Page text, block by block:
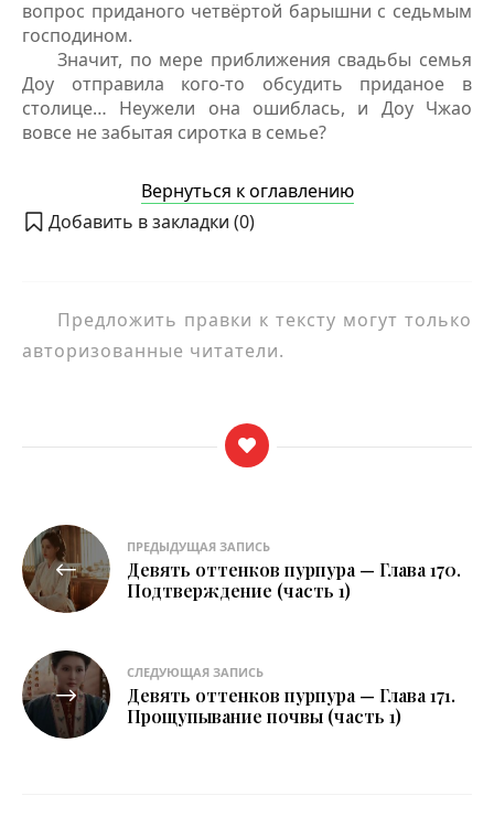
вопрос приданого четвёртой барышни с седьмым
господином.
Значит, по мере приближения свадьбы семья
Доу отправила кого-то обсудить приданое в
столице… Неужели она ошиблась, и Доу Чжао
вовсе не забытая сиротка в семье?
Вернуться к оглавлению
Добавить в закладки (0)
Предложить правки к тексту могут только
авторизованные читатели.
Навигация
по
записям
ПРЕДЫДУЩАЯ ЗАПИСЬ
Девять оттенков пурпура — Глава 170.
Подтверждение (часть 1)
СЛЕДУЮЩАЯ ЗАПИСЬ
Девять оттенков пурпура — Глава 171.
Прощупывание почвы (часть 1)